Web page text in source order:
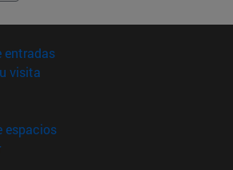
entradas(abre en nueva ventana)
visita
en nueva ventana)
espacios(abre en nueva ventana)
(abre en nueva ventana)